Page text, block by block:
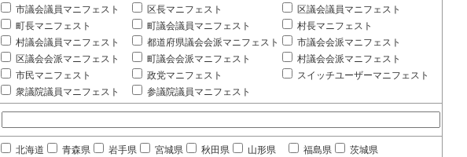
市議会議員マニフェスト
区長マニフェスト
区議会議員マニフェスト
町長マニフェスト
町議会議員マニフェスト
村長マニフェスト
村議会議員マニフェスト
都道府県議会会派マニフェスト
市議会会派マニフェスト
区議会会派マニフェスト
町議会会派マニフェスト
村議会会派マニフェスト
市民マニフェスト
政党マニフェスト
スイッチユーザーマニフェスト
衆議院議員マニフェスト
参議院議員マニフェスト
北海道 青森県 岩手県 宮城県 秋田県 山形県 福島県
茨城県